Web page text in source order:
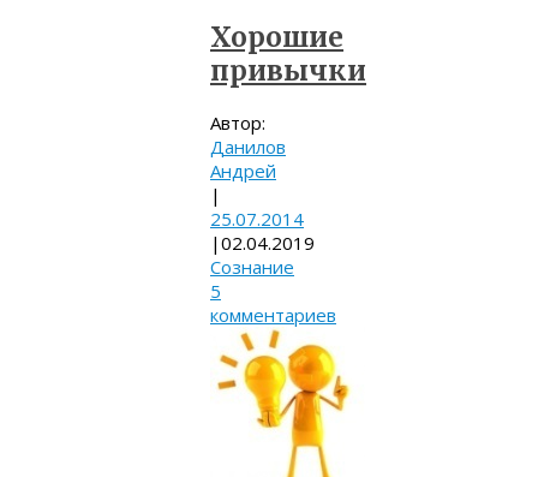
Хорошие
привычки
Автор:
Данилов
Андрей
|
25.07.2014
| 02.04.2019
Сознание
5
комментариев